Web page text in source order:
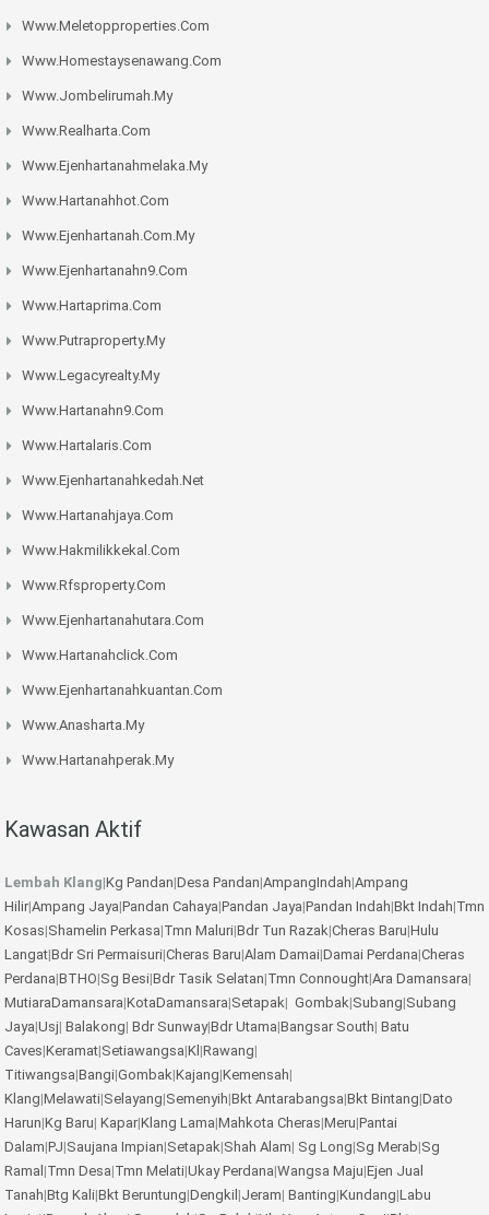
Www.meletopproperties.com
Www.homestaysenawang.com
Www.jombelirumah.my
Www.realharta.com
Www.ejenhartanahmelaka.my
Www.hartanahhot.com
Www.ejenhartanah.com.my
Www.ejenhartanahn9.com
Www.hartaprima.com
Www.putraproperty.my
Www.legacyrealty.my
Www.hartanahn9.com
Www.hartalaris.com
Www.ejenhartanahkedah.net
Www.hartanahjaya.com
Www.hakmilikkekal.com
Www.rfsproperty.com
Www.ejenhartanahutara.com
Www.hartanahclick.com
Www.ejenhartanahkuantan.com
Www.anasharta.my
Www.hartanahperak.my
Kawasan Aktif
Lembah Klang|Kg Pandan|Desa Pandan|AmpangIndah|Ampang
Hilir|Ampang Jaya|Pandan Cahaya|Pandan Jaya|Pandan Indah|Bkt Indah|Tmn
Kosas|Shamelin Perkasa|Tmn Maluri|Bdr Tun Razak|Cheras Baru|Hulu
Langat|Bdr Sri Permaisuri|Cheras Baru|Alam Damai|Damai Perdana|Cheras
Perdana|BTHO|Sg Besi|Bdr Tasik Selatan|Tmn Connought|Ara Damansara|
MutiaraDamansara|KotaDamansara|Setapak| Gombak|Subang|Subang
Jaya|Usj| Balakong| Bdr Sunway|Bdr Utama|Bangsar South| Batu
Caves|Keramat|Setiawangsa|Kl|Rawang|
Titiwangsa|Bangi|Gombak|Kajang|Kemensah|
Klang|Melawati|Selayang|Semenyih|Bkt Antarabangsa|Bkt Bintang|Dato
Harun|Kg Baru| Kapar|Klang Lama|Mahkota Cheras|Meru|Pantai
Dalam|PJ|Saujana Impian|Setapak|Shah Alam| Sg Long|Sg Merab|Sg
Ramal|Tmn Desa|Tmn Melati|Ukay Perdana|Wangsa Maju|Ejen Jual
Tanah|Btg Kali|Bkt Beruntung|Dengkil|Jeram| Banting|Kundang|Labu